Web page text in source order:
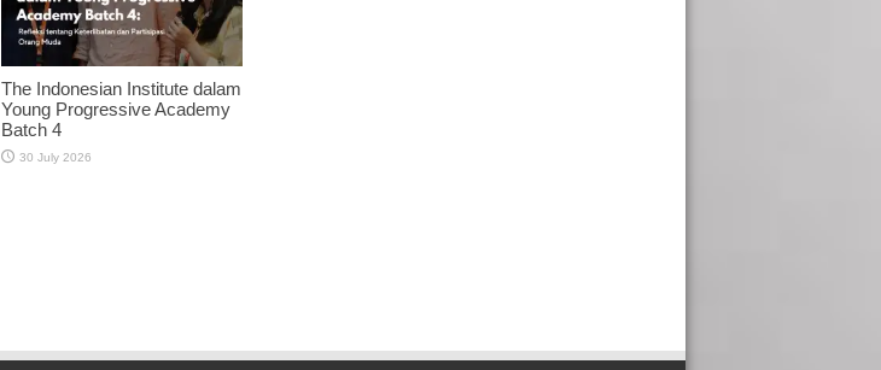
The Indonesian Institute dalam
Young Progressive Academy
Batch 4
30 July 2026